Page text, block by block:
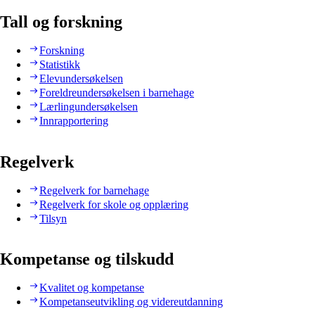
Tall og forskning
Forskning
Statistikk
Elevundersøkelsen
Foreldreundersøkelsen i barnehage
Lærlingundersøkelsen
Innrapportering
Regelverk
Regelverk for barnehage
Regelverk for skole og opplæring
Tilsyn
Kompetanse og tilskudd
Kvalitet og kompetanse
Kompetanseutvikling og videreutdanning